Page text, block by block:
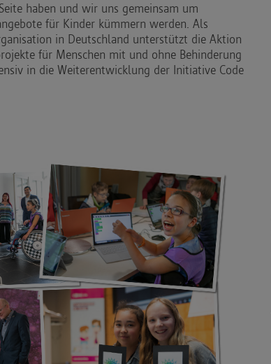
haben und wir uns gemeinsam um
für Kinder kümmern werden. Als
in Deutschland unterstützt die Aktion
für Menschen mit und ohne Behinderung
in die Weiterentwicklung der Initiative Code